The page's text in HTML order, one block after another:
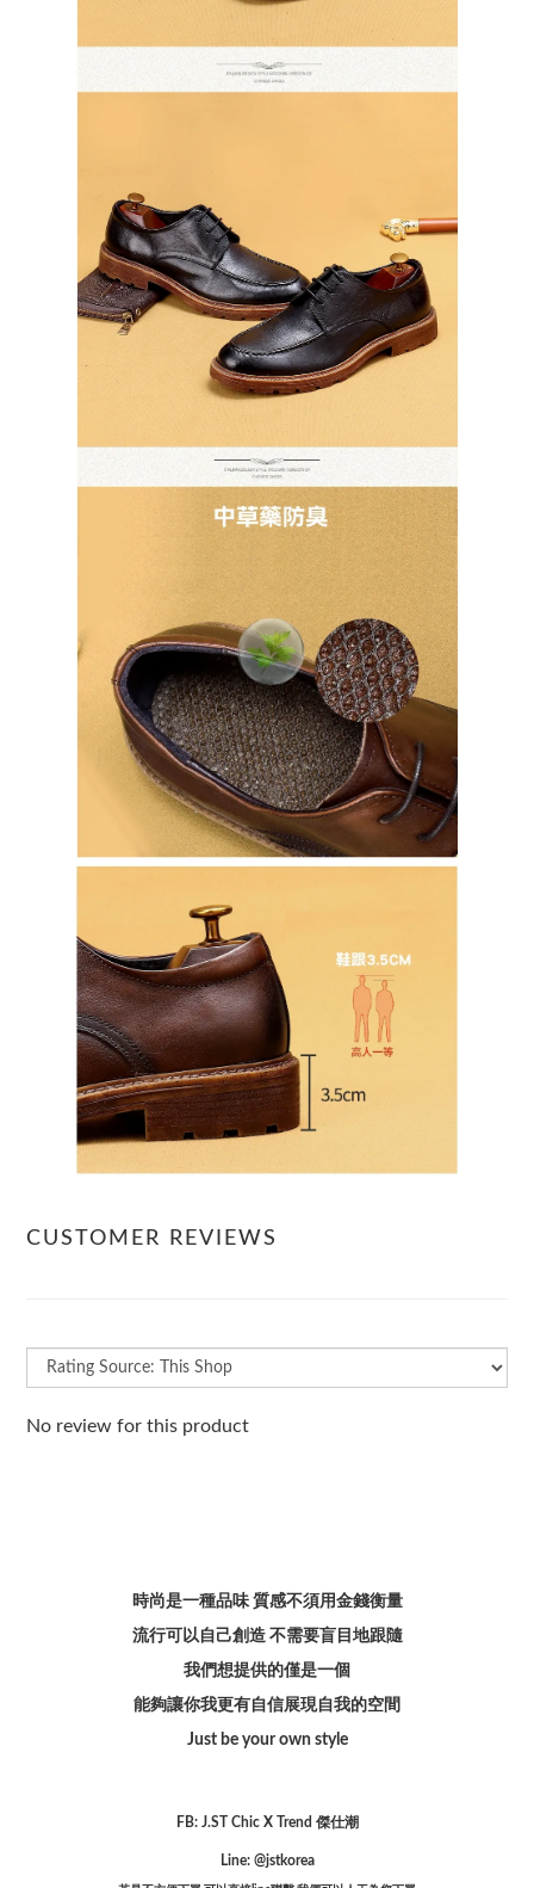
CUSTOMER REVIEWS
No review for this product
時尚是一種品味 質感不須用金錢衡量
流行可以自己創造 不需要盲目地跟隨
我們想提供的僅是一個
能夠讓你我更有自信展現自我的空間
Just be your own style
FB: J.ST Chic X Trend 傑仕潮
Line: @jstkorea